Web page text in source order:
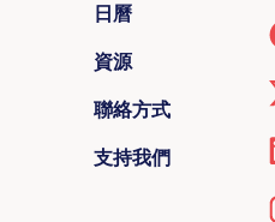
日曆
資源
聯絡方式
支持我們